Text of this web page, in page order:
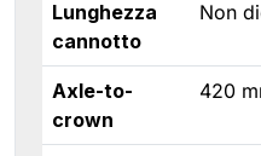
Lunghezza
cannotto
Non
Axle-to-
crown
420